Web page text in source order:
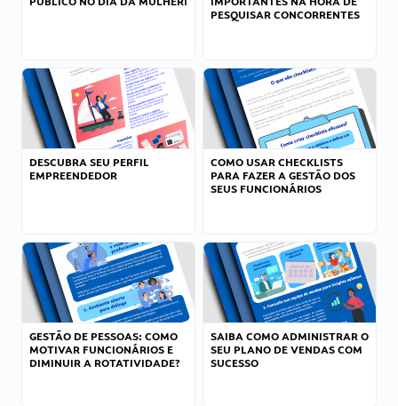
PESQUISAR CONCORRENTES
DESCUBRA SEU PERFIL
EMPREENDEDOR
COMO USAR CHECKLISTS
PARA FAZER A GESTÃO DOS
SEUS FUNCIONÁRIOS
GESTÃO DE PESSOAS: COMO
MOTIVAR FUNCIONÁRIOS E
DIMINUIR A ROTATIVIDADE?
SAIBA COMO ADMINISTRAR O
SEU PLANO DE VENDAS COM
SUCESSO